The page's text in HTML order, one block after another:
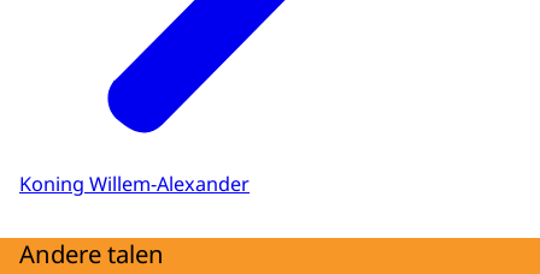
Koning Willem-Alexander
Andere talen